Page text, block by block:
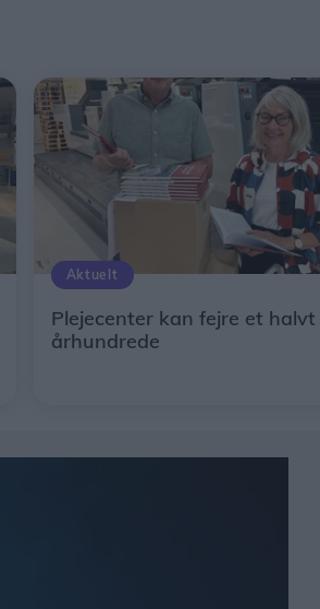
Aktuelt
Plejecenter kan fejre et halvt
århundrede